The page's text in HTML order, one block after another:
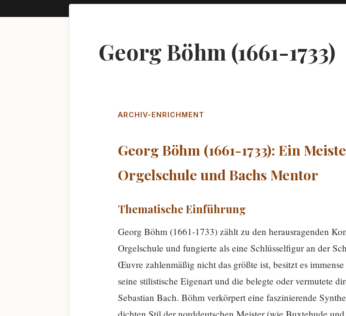
Georg Böhm (1661-1733)
ARCHIV-ENRICHMENT
Georg Böhm (1661-1733): Ein
Orgelschule und Bachs Mentor
Thematische Einführung
Georg Böhm (1661-1733) zählt zu den herausragenden
Orgelschule und fungierte als eine Schlüsselfigur an der
Œuvre zahlenmäßig nicht das größte ist, besitzt es
seine stilistische Eigenart und die belegte oder vermutete
Sebastian Bach. Böhm verkörpert eine faszinierende